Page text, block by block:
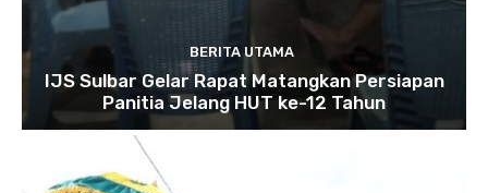
BERITA UTAMA
IJS Sulbar Gelar Rapat Matangkan Persiapan
Panitia Jelang HUT ke-12 Tahun